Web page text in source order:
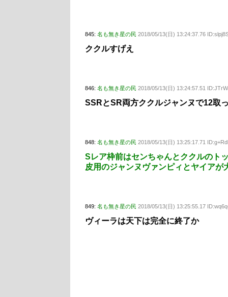
845: 名も無き星の民 2018/05/13(日) 13:24:37.76
ククルすげえ
846: 名も無き星の民 2018/05/13(日) 13:24:57.51
SSRとSR両方ククルジャンヌで12取
848: 名も無き星の民 2018/05/13(日) 13:25:17.71
Sレア枠前はセンちゃんとククルのト
皮用のジャンヌヴァンピィとヤイアが
849: 名も無き星の民 2018/05/13(日) 13:25:55.17
ヴィーラは天下は完全に終了か